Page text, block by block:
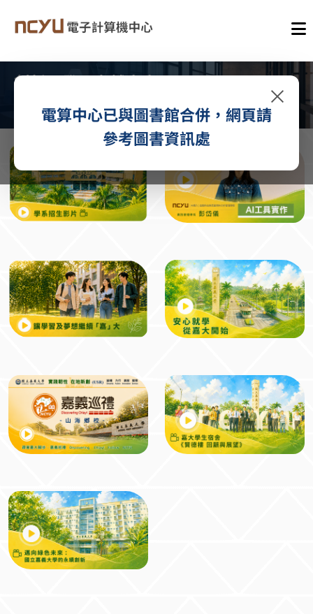
×
電算中心已與圖書館合併，網頁請
參考圖書資訊處
創新研發・卓越未來
了解更多 →
追尋你的夢想